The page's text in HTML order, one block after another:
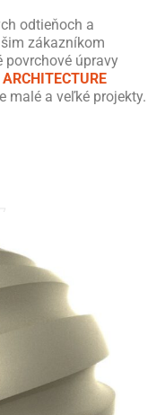
odtieňoch a
zákazníkom
povrchové úpravy
malé a veľké projekty.